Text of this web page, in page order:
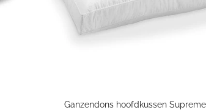
Ganzendons hoofdkussen Supreme